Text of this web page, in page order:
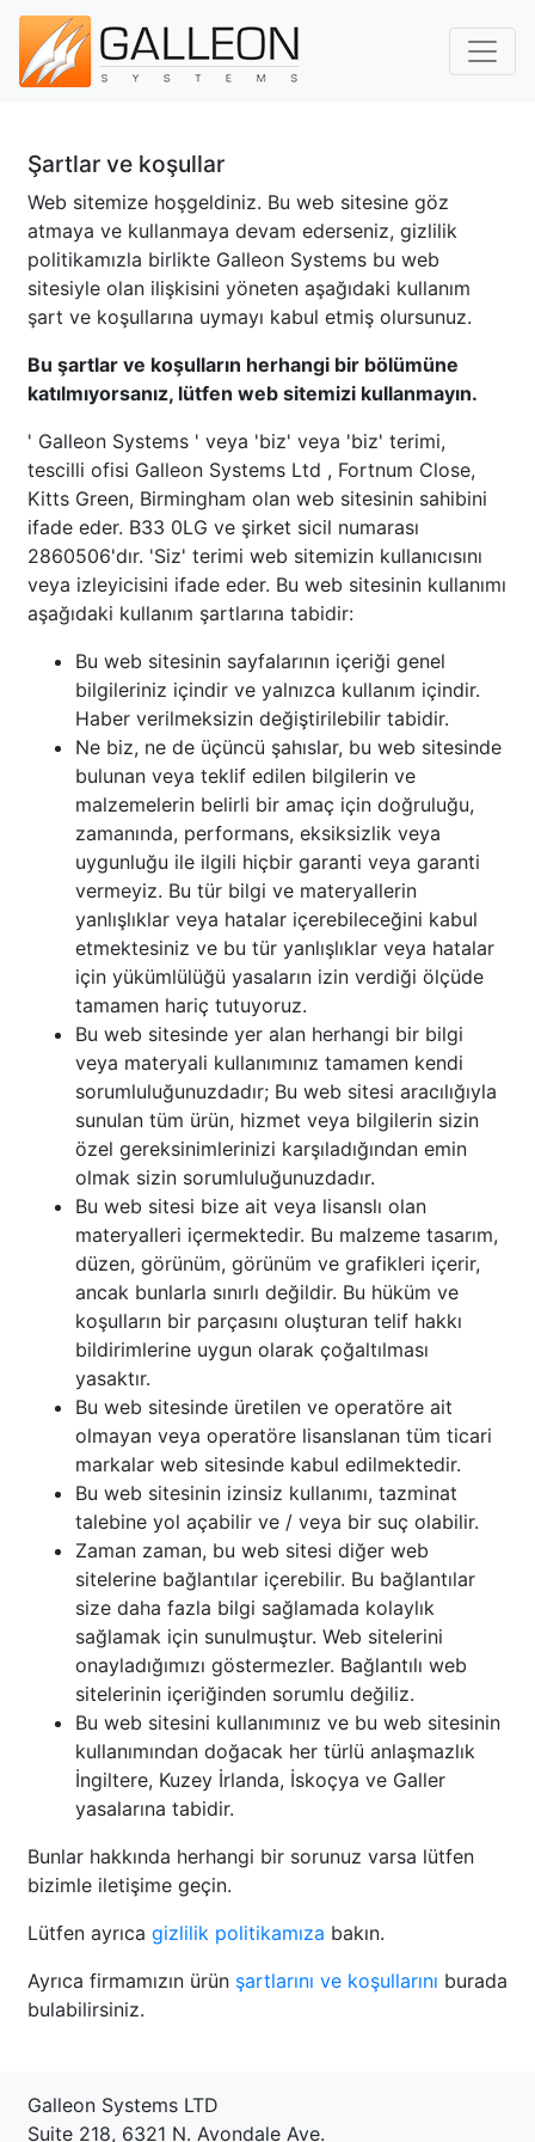
Şartlar ve koşullar
Web sitemize hoşgeldiniz. Bu web sitesine göz
atmaya ve kullanmaya devam ederseniz, gizlilik
politikamızla birlikte Galleon Systems bu web
sitesiyle olan ilişkisini yöneten aşağıdaki kullanım
şart ve koşullarına uymayı kabul etmiş olursunuz.
Bu şartlar ve koşulların herhangi bir bölümüne
katılmıyorsanız, lütfen web sitemizi kullanmayın.
' Galleon Systems ' veya 'biz' veya 'biz' terimi,
tescilli ofisi Galleon Systems Ltd , Fortnum Close,
Kitts Green, Birmingham olan web sitesinin sahibini
ifade eder. B33 0LG ve şirket sicil numarası
2860506'dır. 'Siz' terimi web sitemizin kullanıcısını
veya izleyicisini ifade eder. Bu web sitesinin kullanımı
aşağıdaki kullanım şartlarına tabidir:
Bu web sitesinin sayfalarının içeriği genel
bilgileriniz içindir ve yalnızca kullanım içindir.
Haber verilmeksizin değiştirilebilir tabidir.
Ne biz, ne de üçüncü şahıslar, bu web sitesinde
bulunan veya teklif edilen bilgilerin ve
malzemelerin belirli bir amaç için doğruluğu,
zamanında, performans, eksiksizlik veya
uygunluğu ile ilgili hiçbir garanti veya garanti
vermeyiz. Bu tür bilgi ve materyallerin
yanlışlıklar veya hatalar içerebileceğini kabul
etmektesiniz ve bu tür yanlışlıklar veya hatalar
için yükümlülüğü yasaların izin verdiği ölçüde
tamamen hariç tutuyoruz.
Bu web sitesinde yer alan herhangi bir bilgi
veya materyali kullanımınız tamamen kendi
sorumluluğunuzdadır; Bu web sitesi aracılığıyla
sunulan tüm ürün, hizmet veya bilgilerin sizin
özel gereksinimlerinizi karşıladığından emin
olmak sizin sorumluluğunuzdadır.
Bu web sitesi bize ait veya lisanslı olan
materyalleri içermektedir. Bu malzeme tasarım,
düzen, görünüm, görünüm ve grafikleri içerir,
ancak bunlarla sınırlı değildir. Bu hüküm ve
koşulların bir parçasını oluşturan telif hakkı
bildirimlerine uygun olarak çoğaltılması
yasaktır.
Bu web sitesinde üretilen ve operatöre ait
olmayan veya operatöre lisanslanan tüm ticari
markalar web sitesinde kabul edilmektedir.
Bu web sitesinin izinsiz kullanımı, tazminat
talebine yol açabilir ve / veya bir suç olabilir.
Zaman zaman, bu web sitesi diğer web
sitelerine bağlantılar içerebilir. Bu bağlantılar
size daha fazla bilgi sağlamada kolaylık
sağlamak için sunulmuştur. Web sitelerini
onayladığımızı göstermezler. Bağlantılı web
sitelerinin içeriğinden sorumlu değiliz.
Bu web sitesini kullanımınız ve bu web sitesinin
kullanımından doğacak her türlü anlaşmazlık
İngiltere, Kuzey İrlanda, İskoçya ve Galler
yasalarına tabidir.
Bunlar hakkında herhangi bir sorunuz varsa lütfen
bizimle iletişime geçin.
Lütfen ayrıca gizlilik politikamıza bakın.
Ayrıca firmamızın ürün şartlarını ve koşullarını burada
bulabilirsiniz.
Galleon Systems LTD
Suite 218, 6321 N. Avondale Ave.